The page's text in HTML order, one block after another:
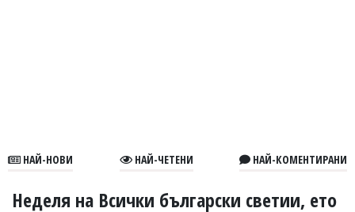
В
НАЙ-НОВИ НАЙ-ЧЕТЕНИ НАЙ-КОМЕНТИРАНИ
Неделя на Всички български светии, ето